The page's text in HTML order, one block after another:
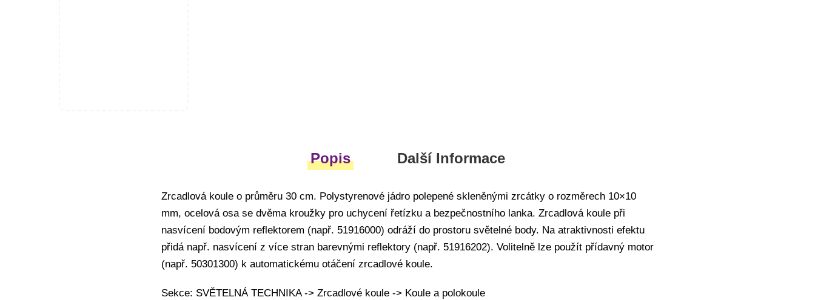
Popis Další Informace
Zrcadlová koule o průměru 30 cm. Polystyrenové jádro polepené skleněnými zrcátky o rozměrech 10×10
mm, ocelová osa se dvěma kroužky pro uchycení řetízku a bezpečnostního lanka. Zrcadlová koule při
nasvícení bodovým reflektorem (např. 51916000) odráží do prostoru světelné body. Na atraktivnosti efektu
přidá např. nasvícení z více stran barevnými reflektory (např. 51916202). Volitelně lze použít přídavný motor
(např. 50301300) k automatickému otáčení zrcadlové koule.
Sekce: SVĚTELNÁ TECHNIKA -> Zrcadlové koule -> Koule a polokoule